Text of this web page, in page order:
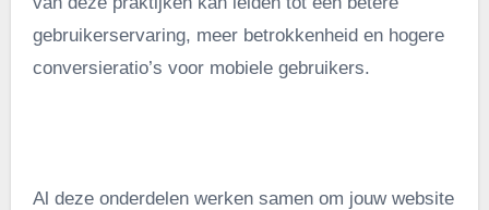
gebruikerservaring, meer betrokkenheid en hogere
conversieratio’s voor mobiele gebruikers.
Al deze onderdelen werken samen om jouw website